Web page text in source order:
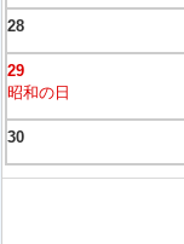
28
29
昭和の日
30